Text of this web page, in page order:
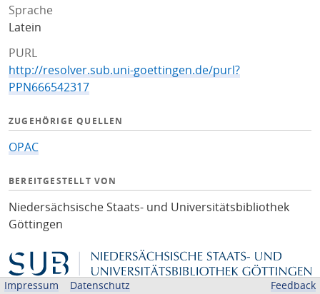
Sprache
Latein
PURL
http://resolver.sub.uni-goettingen.de/purl?
PPN666542317
ZUGEHÖRIGE QUELLEN
OPAC
BEREITGESTELLT VON
Niedersächsische Staats- und Universitätsbibliothek
Göttingen
Impressum Datenschutz Feedback